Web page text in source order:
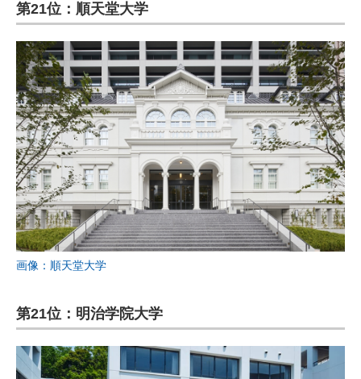
第21位：順天堂大学
画像：順天堂大学
第21位：明治学院大学